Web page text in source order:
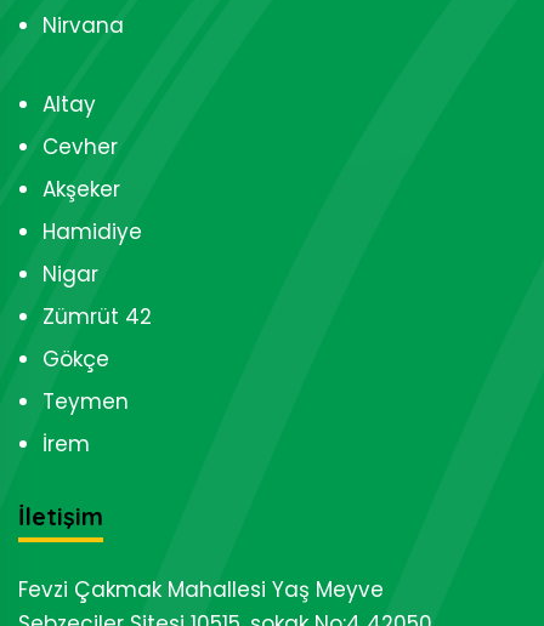
Nirvana
Altay
Cevher
Akşeker
Hamidiye
Nigar
Zümrüt 42
Gökçe
Teymen
İrem
İletişim
Fevzi Çakmak Mahallesi Yaş Meyve